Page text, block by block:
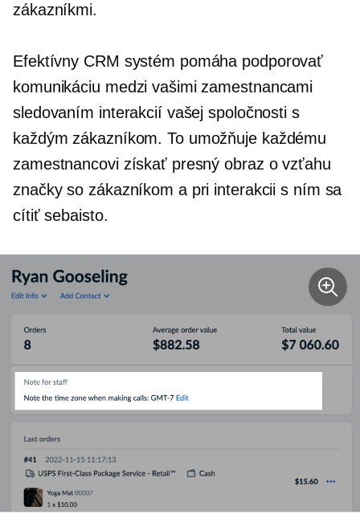
zákazníkmi.
Efektívny CRM systém pomáha podporovať
komunikáciu medzi vašimi zamestnancami
sledovaním interakcií vašej spoločnosti s
každým zákazníkom. To umožňuje každému
zamestnancovi získať presný obraz o vzťahu
značky so zákazníkom a pri interakcii s ním sa
cítiť sebaisto.